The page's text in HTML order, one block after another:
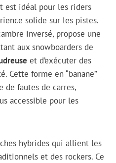
idéal pour les riders
solide sur les pistes.
inversé, propose une
aux snowboarders de
et d’exécuter des
Cette forme en “banane”
de fautes de carres,
accessible pour les
hybrides qui allient les
et des rockers. Ce